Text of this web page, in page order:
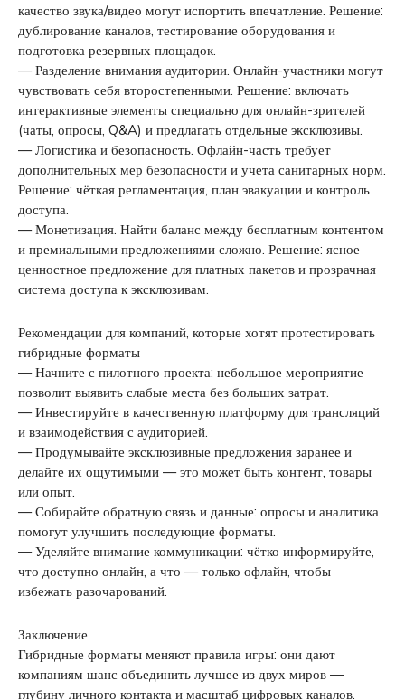
качество звука/видео могут испортить впечатление. Решение:
дублирование каналов, тестирование оборудования и
подготовка резервных площадок.
— Разделение внимания аудитории. Онлайн-участники могут
чувствовать себя второстепенными. Решение: включать
интерактивные элементы специально для онлайн-зрителей
(чаты, опросы, Q&A) и предлагать отдельные эксклюзивы.
— Логистика и безопасность. Офлайн-часть требует
дополнительных мер безопасности и учета санитарных норм.
Решение: чёткая регламентация, план эвакуации и контроль
доступа.
— Монетизация. Найти баланс между бесплатным контентом
и премиальными предложениями сложно. Решение: ясное
ценностное предложение для платных пакетов и прозрачная
система доступа к эксклюзивам.
Рекомендации для компаний, которые хотят протестировать
гибридные форматы
— Начните с пилотного проекта: небольшое мероприятие
позволит выявить слабые места без больших затрат.
— Инвестируйте в качественную платформу для трансляций
и взаимодействия с аудиторией.
— Продумывайте эксклюзивные предложения заранее и
делайте их ощутимыми — это может быть контент, товары
или опыт.
— Собирайте обратную связь и данные: опросы и аналитика
помогут улучшить последующие форматы.
— Уделяйте внимание коммуникации: чётко информируйте,
что доступно онлайн, а что — только офлайн, чтобы
избежать разочарований.
Заключение
Гибридные форматы меняют правила игры: они дают
компаниям шанс объединить лучшее из двух миров —
глубину личного контакта и масштаб цифровых каналов.